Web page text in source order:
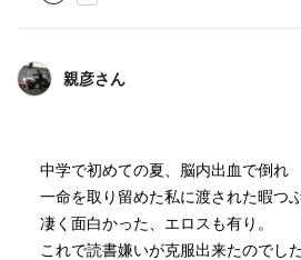
親彦さん
中学で初めての夏、脳内出血で倒れ
一命を取り留めた私に渡された暇つぶ
凄く面白かった、エロスも有り。
これで読書嫌いが克服出来たのでした